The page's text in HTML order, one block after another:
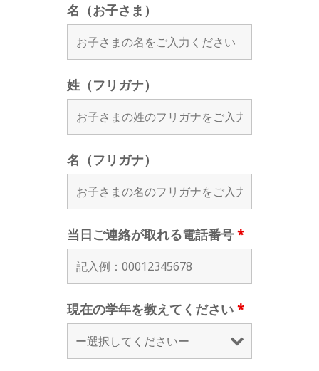
名（お子さま）
姓（フリガナ）
名（フリガナ）
当日ご連絡が取れる電話番号 *
現在の学年を教えてください *